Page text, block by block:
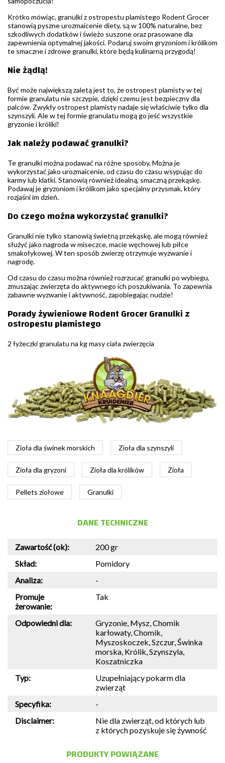
Krótko mówiąc, granulki z ostropestu plamistego Rodent Grocer
stanowią pyszne urozmaicenie diety, są w 100% naturalne, bez
szkodliwych dodatków i świeżo suszone oraz prasowane dla
zapewnienia optymalnej jakości. Podaruj swoim gryzoniom i królikom
te smaczne i zdrowe granulki, które będą kulinarną przygodą!
Nie żądlą!
Być może największą zaletą jest to, że ostropest plamisty w tej
formie granulatu nie szczypie, dzięki czemu jest bezpieczny dla
palców. Zwykły ostropest plamisty nadaje się właściwie tylko dla
szynszyli. Ale w tej formie granulatu mogą go jeść wszystkie
gryzonie i króliki!
Jak należy podawać granulki?
Te granulki można podawać na różne sposoby. Można je
wykorzystać jako urozmaicenie, od czasu do czasu wsypując do
karmy lub klatki. Stanowią również idealną, smaczną przekąskę.
Podawaj je gryzoniom i królikom jako specjalny przysmak, który
rozjaśni im dzień.
Do czego można wykorzystać granulki?
Granulki nie tylko stanowią świetną przekąskę, ale mogą również
służyć jako nagroda w miseczce, macie węchowej lub piłce
smakołykowej. W ten sposób zwierzę otrzymuje wyzwanie i
nagrodę.
Od czasu do czasu można również rozrzucać granulki po wybiegu,
zmuszając zwierzęta do aktywnego ich poszukiwania. To zapewnia
zabawne wyzwanie i aktywność, zapobiegając nudzie!
Porady żywieniowe Rodent Grocer Granulki z
ostropestu plamistego
2 łyżeczki granulatu na kg masy ciała zwierzęcia
Zioła dla świnek morskich Zioła dla szynszyli
Zioła dla gryzoni Zioła dla królików Zioła
Pellets ziołowe Granulki
DANE TECHNICZNE
Zawartość (ok):
200 gr
Skład:
Pomidory
Analiza:
-
Promuje
żerowanie:
Tak
Odpowiedni dla:
Gryzonie, Mysz, Chomik
karłowaty, Chomik,
Myszoskoczek, Szczur, Świnka
morska, Królik, Szynszyla,
Koszatniczka
Typ:
Uzupełniający pokarm dla
zwierząt
Specyfika:
-
Disclaimer:
Nie dla zwierząt, od których lub
z których pozyskuje się żywność
PRODUKTY POWIĄZANE